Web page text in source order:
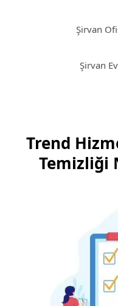
Şirvan
Şirvan
Trend
Temizliği